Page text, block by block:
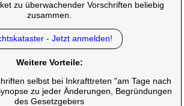
zu überwachender Vorschriften beliebig
zusammen.
- Jetzt anmelden!
Weitere Vorteile:
selbst bei Inkrafttreten "am Tage nach
zu jeder Änderungen, Begründungen
des Gesetzgebers